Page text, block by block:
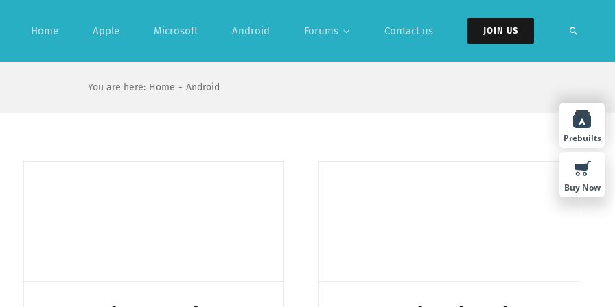
Home Apple Microsoft Android Forums Contact us JOIN US
You are here: Home Android
Prebuilts
Buy Now